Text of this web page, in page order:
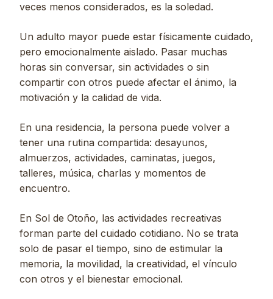
veces menos considerados, es la soledad.
Un adulto mayor puede estar físicamente cuidado,
pero emocionalmente aislado. Pasar muchas
horas sin conversar, sin actividades o sin
compartir con otros puede afectar el ánimo, la
motivación y la calidad de vida.
En una residencia, la persona puede volver a
tener una rutina compartida: desayunos,
almuerzos, actividades, caminatas, juegos,
talleres, música, charlas y momentos de
encuentro.
En Sol de Otoño, las actividades recreativas
forman parte del cuidado cotidiano. No se trata
solo de pasar el tiempo, sino de estimular la
memoria, la movilidad, la creatividad, el vínculo
con otros y el bienestar emocional.